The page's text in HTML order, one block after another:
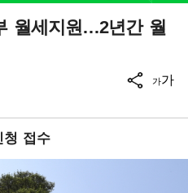
월세지원…2년간 월
가가
청 접수